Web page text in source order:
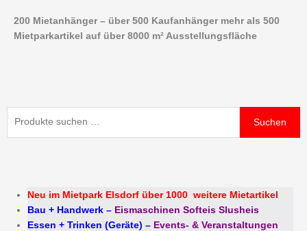
Inhalt
springen
200 Mietanhänger – über 500 Kaufanhänger mehr als 500
Mietparkartikel auf über 8000 m² Ausstellungsfläche
Suchen
Neu im Mietpark Elsdorf über 1000 weitere Mietartikel
Bau + Handwerk – Eismaschinen Softeis Slusheis
Essen + Trinken (Geräte) – Events- & Veranstaltungen